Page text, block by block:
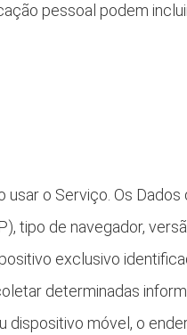
pessoal podem
o Serviço. Os
tipo de navegador,
exclusivo
determinadas
móvel, o